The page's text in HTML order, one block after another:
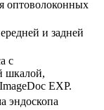
оптоволоконных
и задней
с
шкалой,
EXP.
эндоскопа